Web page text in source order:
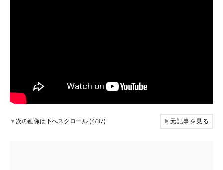
▼次の画像は下へスクロール (4/37) ▶元記事を見る